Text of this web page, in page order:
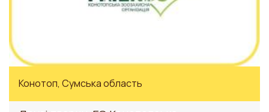
Конотоп, Сумська область